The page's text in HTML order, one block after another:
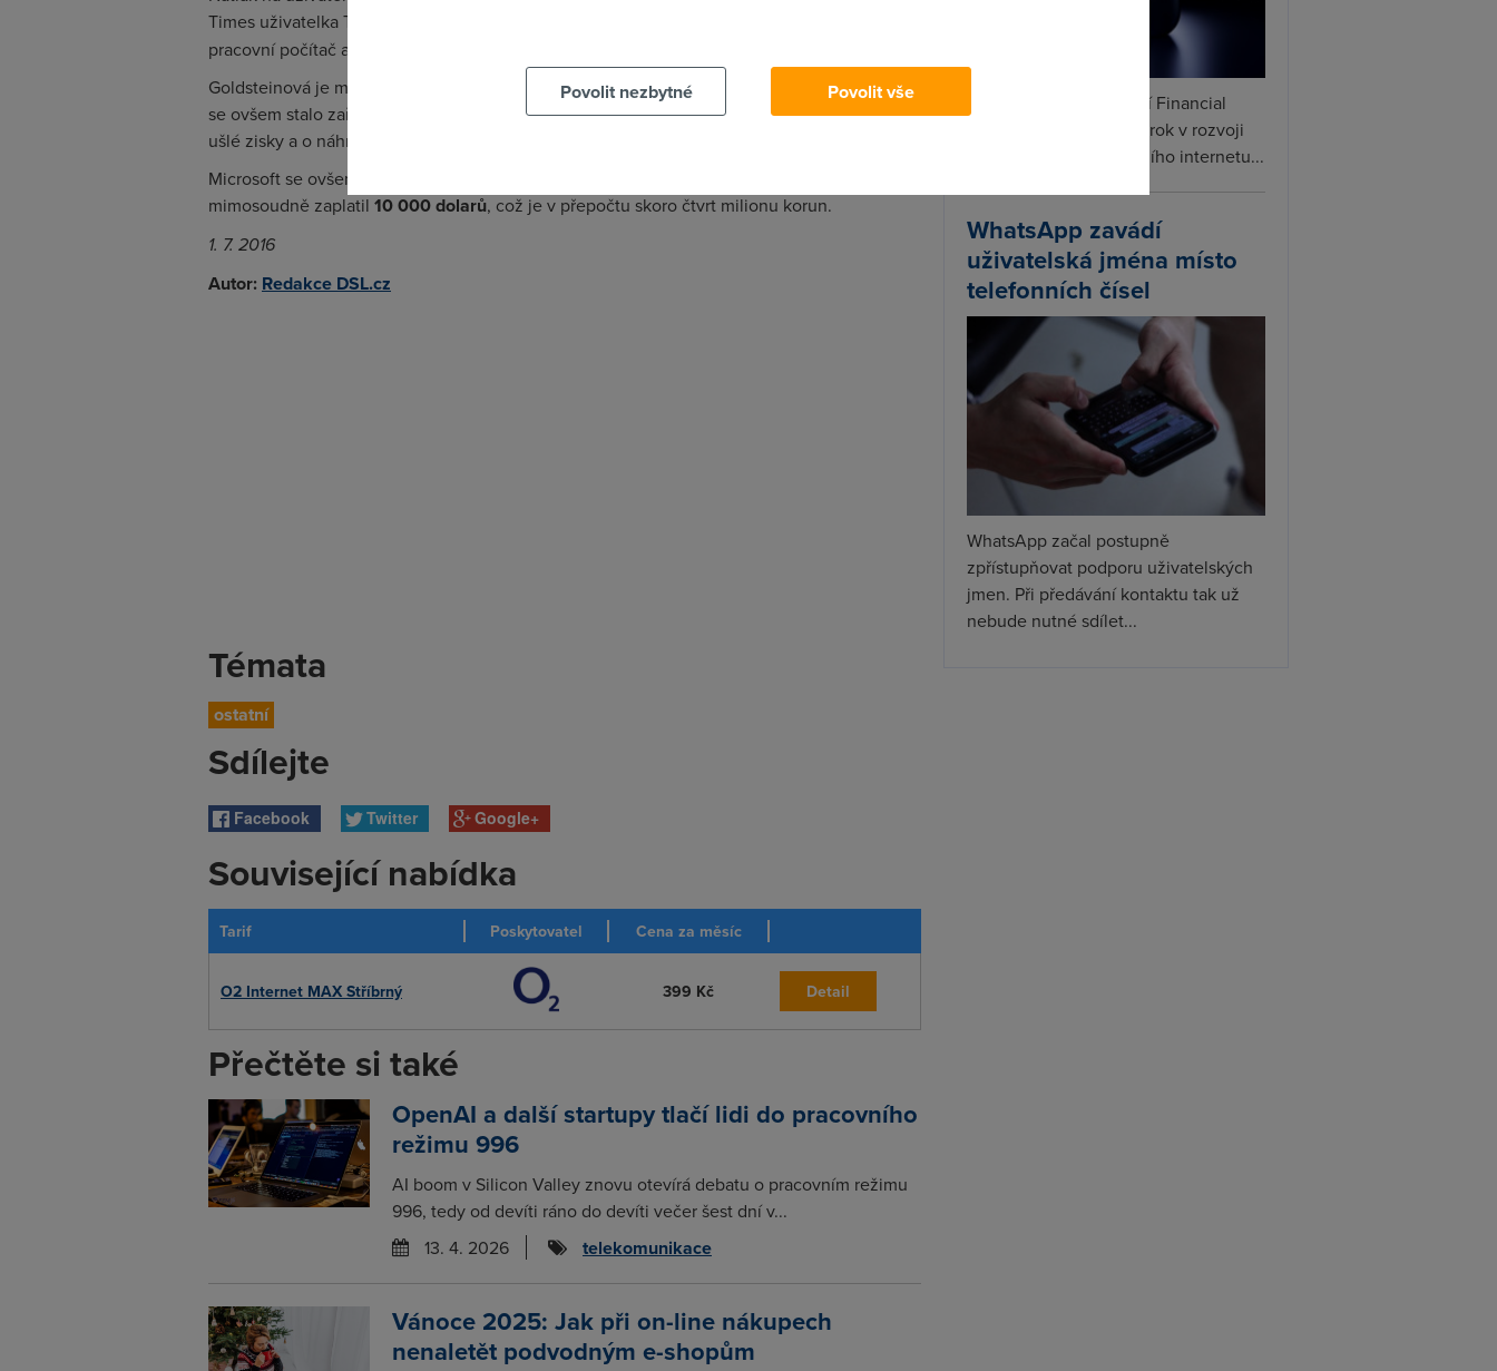
Times uživatelka Teri Goldstein tvrdí, že se jí systém
pracovní počítač automaticky bez jejího svolení.
Goldsteinová je majitelkou cestovní kanceláře a počítač k práci potřebuje, podle jejích slov
se ovšem stalo zařízení nepoužitelným. Uživatelka se tedy s Microsoftem chtěla soudit o
ušlé zisky a o náhradu počítače za nový.
Microsoft se ovšem podle serveru PC World soudu účastnit nechtěl a uživatelce
mimosoudně zaplatil 10 000 dolarů, což je v přepočtu skoro čtvrt milionu korun.
1. 7. 2016
Autor: Redakce DSL.cz
Témata
ostatní
Sdílejte
Facebook Twitter Google+
Související nabídka
Tarif Poskytovatel Cena za měsíc
O2 Internet MAX Stříbrný 399 Kč Detail
Přečtěte si také
OpenAI a další startupy tlačí lidi do pracovního
režimu 996
AI boom v Silicon Valley znovu otevírá debatu o pracovním režimu
996, tedy od devíti ráno do devíti večer šest dní v...
13. 4. 2026
telekomunikace
Vánoce 2025: Jak při on-line nákupech
nenaletět podvodným e-shopům
SpaceX podle informací Financial
Times připravuje další krok v rozvoji
Starlinku. Vedle satelitního internetu...
WhatsApp zavádí
uživatelská jména místo
telefonních čísel
WhatsApp začal postupně
zpřístupňovat podporu uživatelských
jmen. Při předávání kontaktu tak už
nebude nutné sdílet...
Povolit nezbytné
Povolit vše